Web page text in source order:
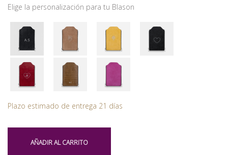
Elige la personalización para tu Blason
Plazo estimado de entrega 21 días
AÑADIR AL CARRITO